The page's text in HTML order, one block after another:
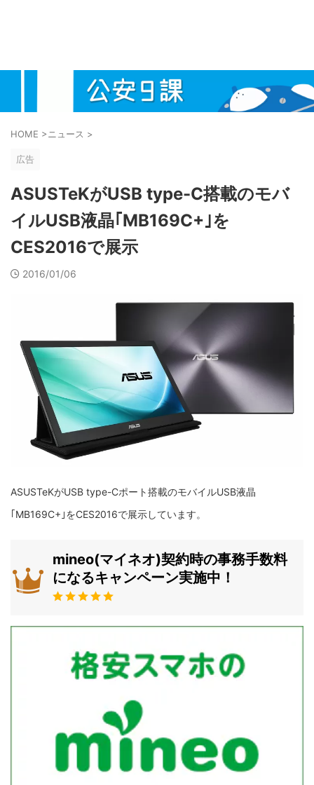
HOME >ニュース >
広告
ASUSTeKがUSB type-C搭載のモバ
イルUSB液晶｢MB169C+｣を
CES2016で展示
2016/01/06
ASUSTeKがUSB type-Cポート搭載のモバイルUSB液晶
｢MB169C+｣をCES2016で展示しています。
mineo(マイネオ)契約時の事務手数料
になるキャンペーン実施中！